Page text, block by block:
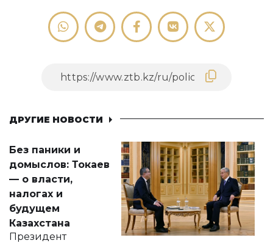
ДРУГИЕ НОВОСТИ
Без паники и
домыслов: Токаев
— о власти,
налогах и
будущем
Казахстана
Президент